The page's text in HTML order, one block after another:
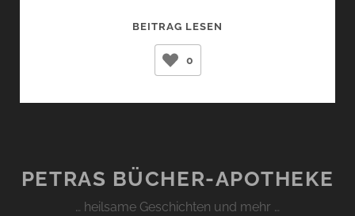
BEITRAG LESEN
0
PETRAS BÜCHER-APOTHEKE
… heilsame Geschichten und mehr …